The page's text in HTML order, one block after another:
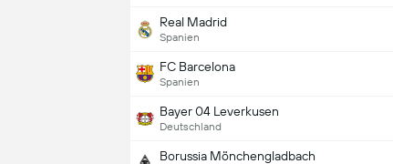
Real Madrid
Spanien
FC Barcelona
Spanien
Bayer 04 Leverkusen
Deutschland
Borussia Mönchengladbach